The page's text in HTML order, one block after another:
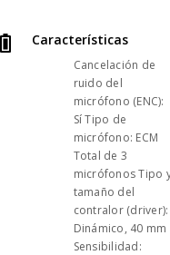
Características
Cancelación de
ruido del
micrófono (ENC):
Sí Tipo de
micrófono: ECM
Total de 3
micrófonos Tipo
tamaño del
contralor (driver):
Dinámico, 40 mm
Sensibilidad: